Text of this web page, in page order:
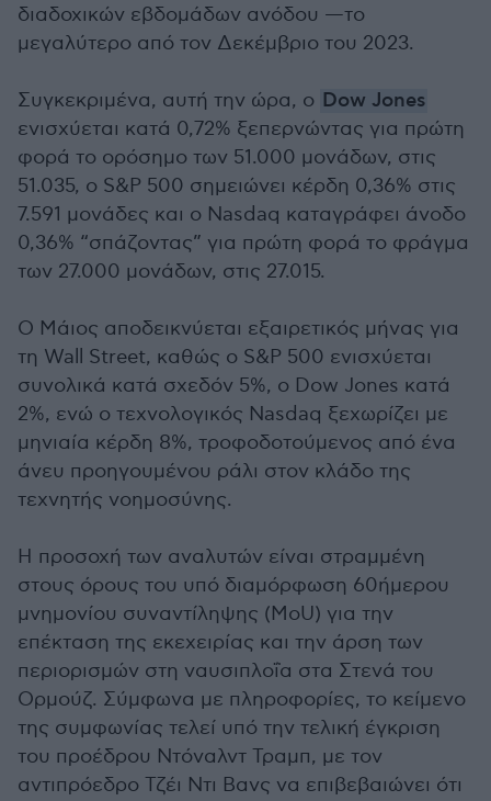
διαδοχικών εβδομάδων ανόδου —το
μεγαλύτερο από τον Δεκέμβριο του 2023.
Συγκεκριμένα, αυτή την ώρα, ο Dow Jones
ενισχύεται κατά 0,72% ξεπερνώντας για πρώτη
φορά το ορόσημο των 51.000 μονάδων, στις
51.035, ο S&P 500 σημειώνει κέρδη 0,36% στις
7.591 μονάδες και ο Nasdaq καταγράφει άνοδο
0,36% “σπάζοντας” για πρώτη φορά το φράγμα
των 27.000 μονάδων, στις 27.015.
Ο Μάιος αποδεικνύεται εξαιρετικός μήνας για
τη Wall Street, καθώς ο S&P 500 ενισχύεται
συνολικά κατά σχεδόν 5%, ο Dow Jones κατά
2%, ενώ ο τεχνολογικός Nasdaq ξεχωρίζει με
μηνιαία κέρδη 8%, τροφοδοτούμενος από ένα
άνευ προηγουμένου ράλι στον κλάδο της
τεχνητής νοημοσύνης.
Η προσοχή των αναλυτών είναι στραμμένη
στους όρους του υπό διαμόρφωση 60ήμερου
μνημονίου συναντίληψης (MoU) για την
επέκταση της εκεχειρίας και την άρση των
περιορισμών στη ναυσιπλοΐα στα Στενά του
Ορμούζ. Σύμφωνα με πληροφορίες, το κείμενο
της συμφωνίας τελεί υπό την τελική έγκριση
του προέδρου Ντόναλντ Τραμπ, με τον
αντιπρόεδρο Τζέι Ντι Βανς να επιβεβαιώνει ότι